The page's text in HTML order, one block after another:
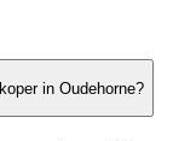
in Oudehorne?